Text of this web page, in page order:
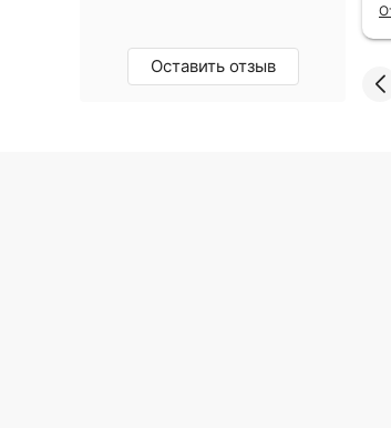
Оставить отзыв